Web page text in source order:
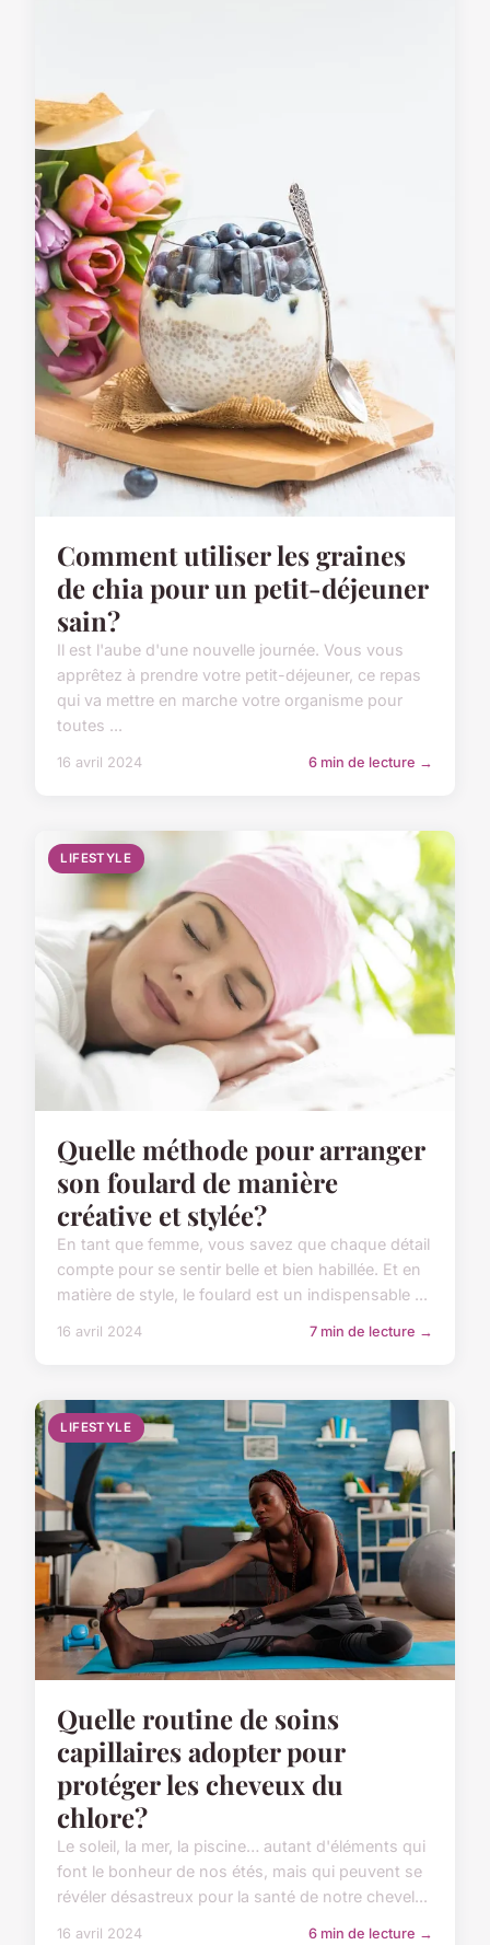
Comment utiliser les graines
de chia pour un petit-déjeuner
sain?
Il est l'aube d'une nouvelle journée. Vous vous
apprêtez à prendre votre petit-déjeuner, ce repas
qui va mettre en marche votre organisme pour
toutes ...
16 avril 2024 6 min de lecture →
LIFESTYLE
Quelle méthode pour arranger
son foulard de manière
créative et stylée?
En tant que femme, vous savez que chaque détail
compte pour se sentir belle et bien habillée. Et en
matière de style, le foulard est un indispensable ...
16 avril 2024 7 min de lecture →
LIFESTYLE
Quelle routine de soins
capillaires adopter pour
protéger les cheveux du
chlore?
Le soleil, la mer, la piscine… autant d'éléments qui
font le bonheur de nos étés, mais qui peuvent se
révéler désastreux pour la santé de notre chevel...
16 avril 2024 6 min de lecture →